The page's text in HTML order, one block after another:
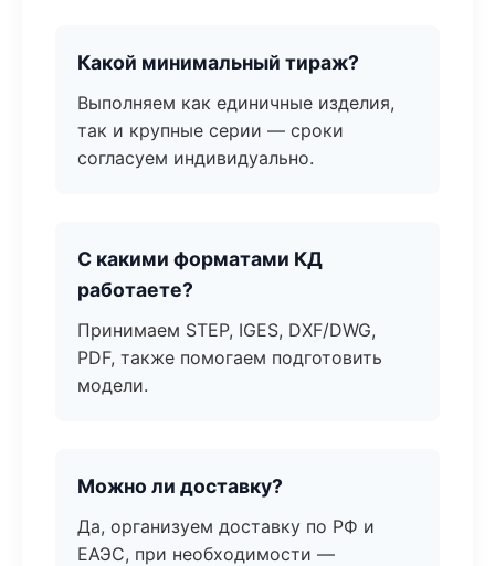
Какой минимальный тираж?
Выполняем как единичные изделия,
так и крупные серии — сроки
согласуем индивидуально.
С какими форматами КД
работаете?
Принимаем STEP, IGES, DXF/DWG,
PDF, также помогаем подготовить
модели.
Можно ли доставку?
Да, организуем доставку по РФ и
ЕАЭС, при необходимости —